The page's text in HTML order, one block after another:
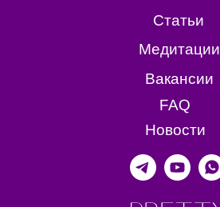
Вакансии
Медитации
Статьи
FAQ
Новости